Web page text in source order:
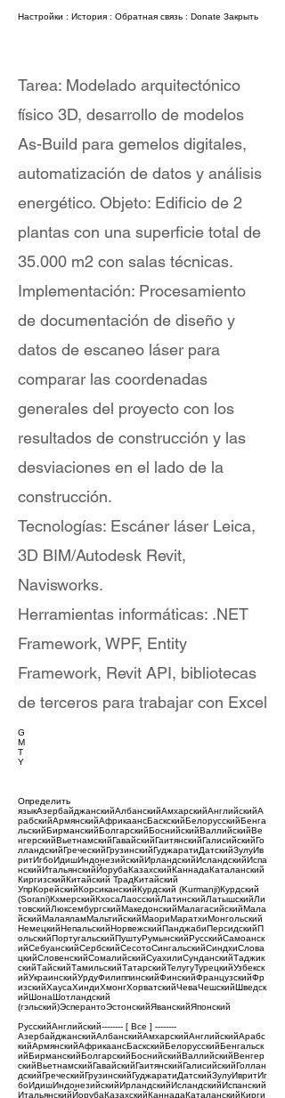
Настройки : История : Обратная связь : Donate Закрыть
Tarea: Modelado arquitectónico
físico 3D, desarrollo de modelos
As-Build para gemelos digitales,
automatización de datos y análisis
energético. Objeto: Edificio de 2
plantas con una superficie total de
35.000 m2 con salas técnicas.
Implementación: Procesamiento
de documentación de diseño y
datos de escaneo láser para
comparar las coordenadas
generales del proyecto con los
resultados de construcción y las
desviaciones en el lado de la
construcción.
Tecnologías: Escáner láser Leica,
3D BIM/Autodesk Revit,
Navisworks.
Herramientas informáticas: .NET
Framework, WPF, Entity
Framework, Revit API, bibliotecas
de terceros para trabajar con Excel
G
M
T
Y
Определить
языкАзербайджанскийАлбанскийАмхарскийАнглийскийА
рабскийАрмянскийАфрикаансБаскскийБелорусскийБенга
льскийБирманскийБолгарскийБоснийскийВаллийскийВе
нгерскийВьетнамскийГавайскийГаитянскийГалисийскийГо
лландскийГреческийГрузинскийГуджаратиДатскийЗулуИв
ритИгбоИдишИндонезийскийИрландскийИсландскийИспа
нскийИтальянскийЙорубаКазахскийКаннадаКаталанский
КиргизскийКитайский ТрадКитайский
УпрКорейскийКорсиканскийКурдский (Kurmanji)Курдский
(Sorani)КхмерскийКхосаЛаосскийЛатинскийЛатышскийЛи
товскийЛюксембургскийМакедонскийМалагасийскийМала
йскийМалаяламМальтийскийМаориМаратхиМонгольский
НемецкийНепальскийНорвежскийПанджабиПерсидскийП
ольскийПортугальскийПуштуРумынскийРусскийСамоанск
ийСебуанскийСербскийСесотоСингальскийСиндхиСлова
цкийСловенскийСомалийскийСуахилиСунданскийТаджик
скийТайскийТамильскийТатарскийТелугуТурецкийУзбекск
ийУкраинскийУрдуФилиппинскийФинскийФранцузскийФр
изскийХаусаХиндиХмонгХорватскийЧеваЧешскийШведск
ийШонаШотландский
(гэльский)ЭсперантоЭстонскийЯванскийЯпонский
РусскийАнглийский-------- [ Все ] --------
АзербайджанскийАлбанскийАмхарскийАнглийскийАрабс
кийАрмянскийАфрикаансБаскскийБелорусскийБенгальск
ийБирманскийБолгарскийБоснийскийВаллийскийВенгер
скийВьетнамскийГавайскийГаитянскийГалисийскийГоллан
дскийГреческийГрузинскийГуджаратиДатскийЗулуИвритИг
боИдишИндонезийскийИрландскийИсландскийИспанский
ИтальянскийЙорубаКазахскийКаннадаКаталанскийКирги